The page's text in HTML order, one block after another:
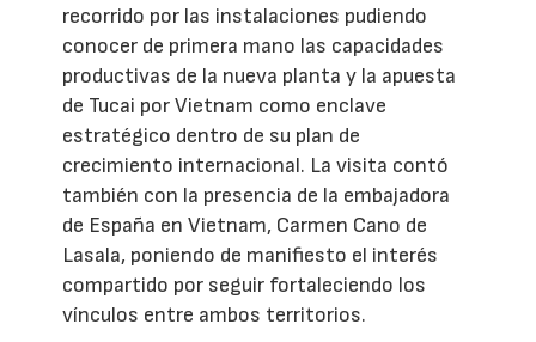
recorrido por las instalaciones pudiendo
conocer de primera mano las capacidades
productivas de la nueva planta y la apuesta
de Tucai por Vietnam como enclave
estratégico dentro de su plan de
crecimiento internacional. La visita contó
también con la presencia de la embajadora
de España en Vietnam, Carmen Cano de
Lasala, poniendo de manifiesto el interés
compartido por seguir fortaleciendo los
vínculos entre ambos territorios.